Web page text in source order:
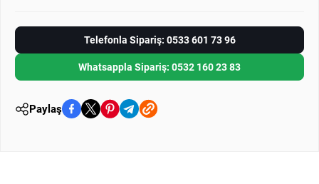
Telefonla Sipariş: 0533 601 73 96
Whatsappla Sipariş: 0532 160 23 83
Paylaş